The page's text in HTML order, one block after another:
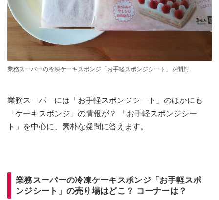
業務スーパーの冷凍ケーキスポンジ「お手軽スポンジシート」を開封
業務スーパーには「お手軽スポンジシート」のほかにも
「ケーキスポンジ」の情報が？ 「お手軽スポンジシー
ト」を中心に、素朴な疑問に答えます。
業務スーパーの冷凍ケーキスポンジ「お手軽スポ
ンジシート」の売り場はどこ？ コーナーは？